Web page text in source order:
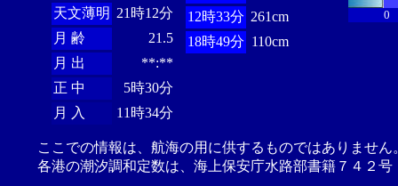
天文薄明 21時12分
月 齢
21.5
月 出
**:**
正 中
5時30分
月 入
11時34分
12時33分 261cm
18時49分 110cm
0
ここでの情報は、航海の用に供するものではありませ
各港の潮汐調和定数は、海上保安庁水路部書籍７４２